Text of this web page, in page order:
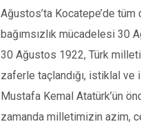
Ağustos’ta Kocatepe’de
bağımsızlık mücadelesi 30
30 Ağustos 1922, Türk
zaferle taçlandığı, istiklal ve
Mustafa Kemal Atatürk’ün
zamanda milletimizin azim,